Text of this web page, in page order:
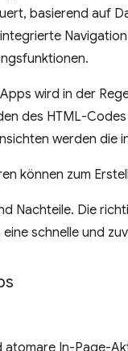
basierend auf
wird in der
des HTML-
werden die
können zum
Nachteile. Die
schnelle und
atomare In-Page-